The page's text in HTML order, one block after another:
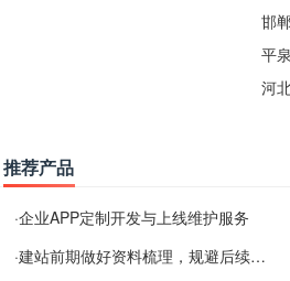
邯
平
河
推荐产品
·企业APP定制开发与上线维护服务
·建站前期做好资料梳理，规避后续各类使用难题